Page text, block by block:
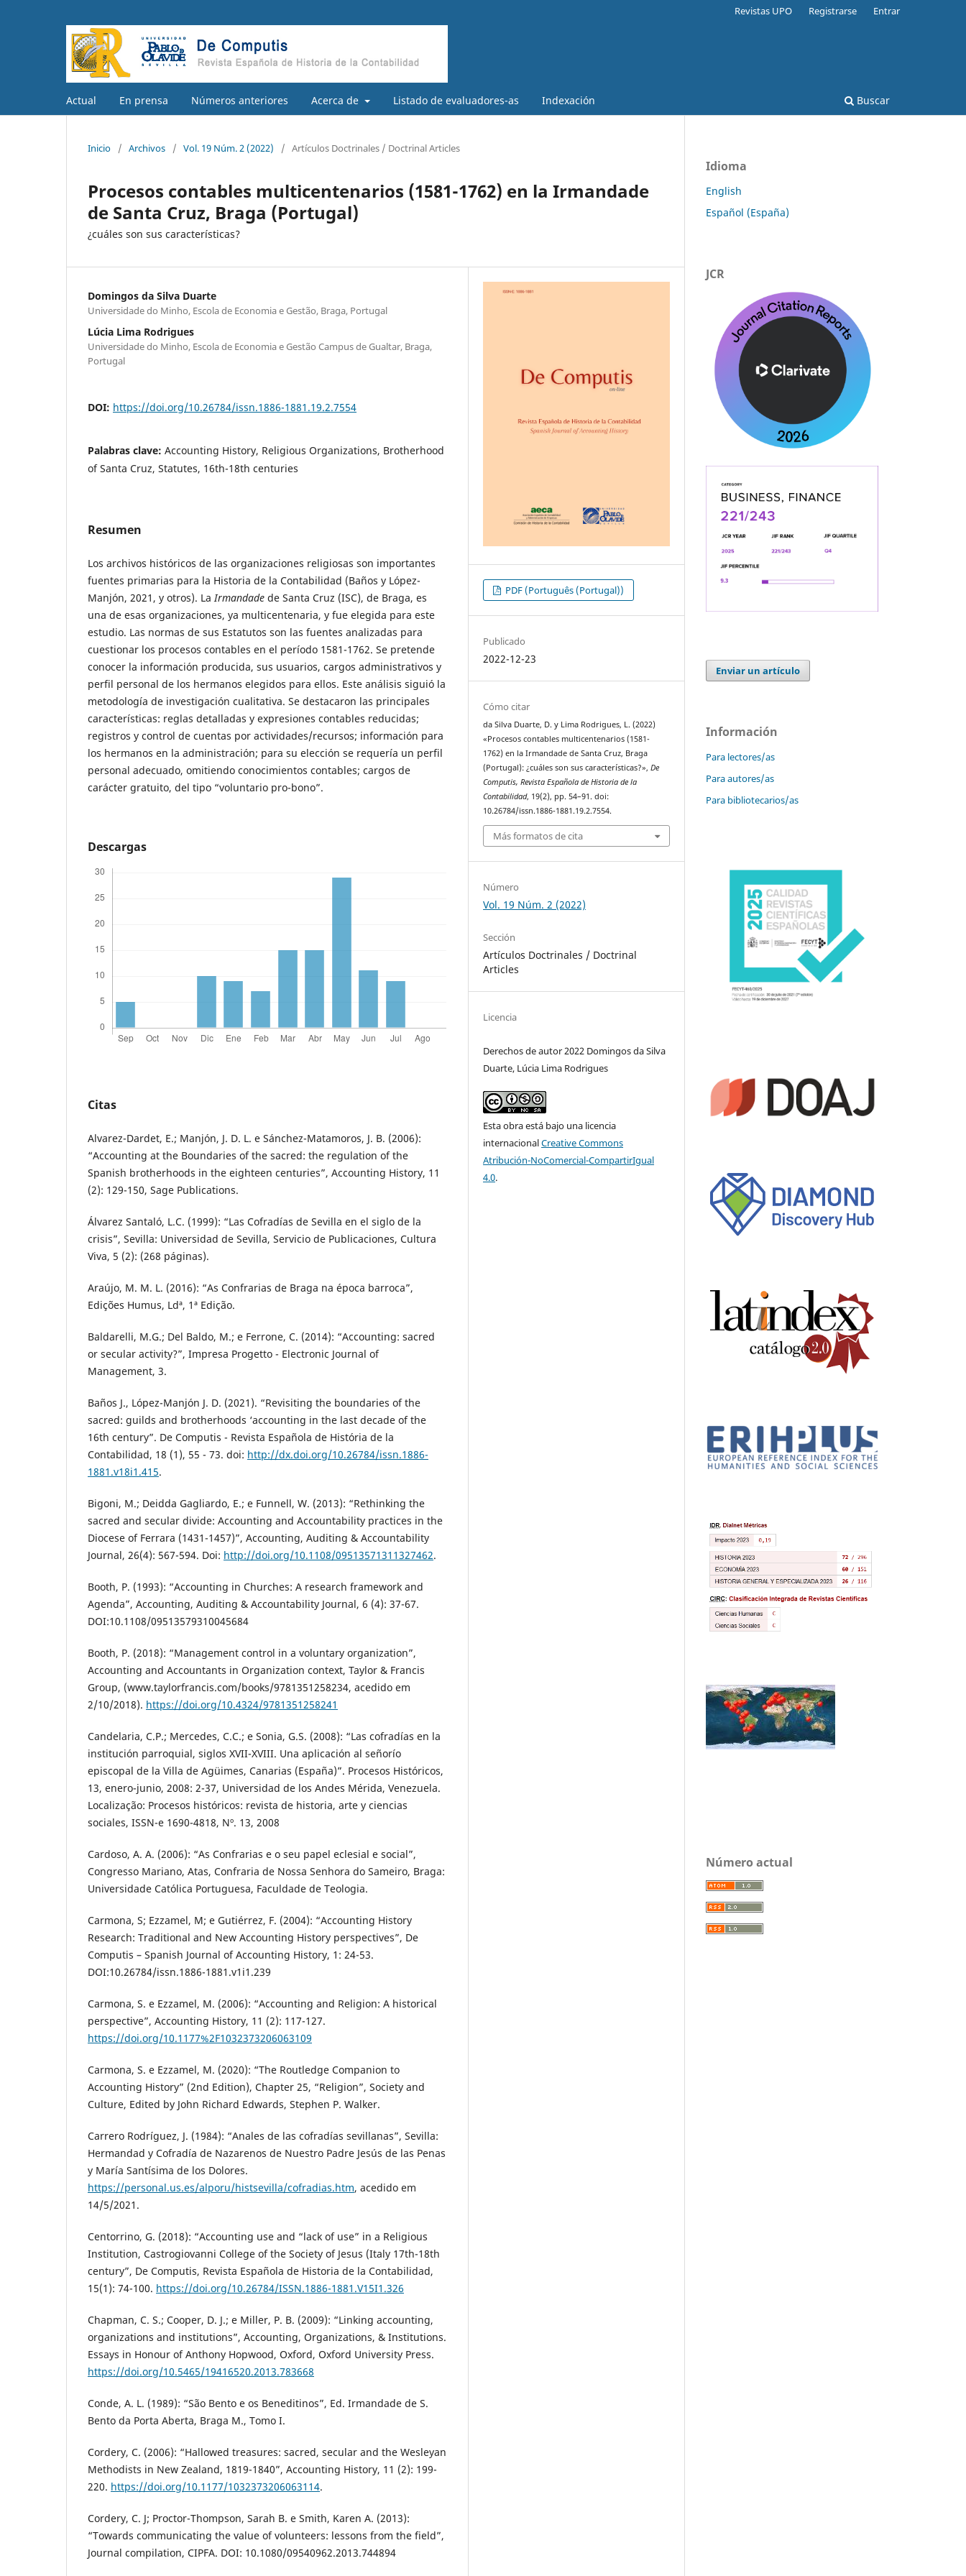
Actual En prensa Números anteriores Acerca de Listado de evaluadores-as Indexación Buscar
Revistas UPO Registrarse Entrar
Inicio / Archivos / Vol. 19 Núm. 2 (2022) / Artículos Doctrinales / Doctrinal Articles
Procesos contables multicentenarios (1581-1762) en la Irmandade
de Santa Cruz, Braga (Portugal)
¿cuáles son sus características?
Domingos da Silva Duarte
Universidade do Minho, Escola de Economia e Gestão, Braga, Portugal
Lúcia Lima Rodrigues
Universidade do Minho, Escola de Economia e Gestão Campus de Gualtar, Braga,
Portugal
DOI: https://doi.org/10.26784/issn.1886-1881.19.2.7554
Palabras clave: Accounting History, Religious Organizations, Brotherhood
of Santa Cruz, Statutes, 16th-18th centuries
Resumen
Los archivos históricos de las organizaciones religiosas son importantes
fuentes primarias para la Historia de la Contabilidad (Baños y López-
Manjón, 2021, y otros). La Irmandade de Santa Cruz (ISC), de Braga, es
una de esas organizaciones, ya multicentenaria, y fue elegida para este
estudio. Las normas de sus Estatutos son las fuentes analizadas para
cuestionar los procesos contables en el período 1581-1762. Se pretende
conocer la información producida, sus usuarios, cargos administrativos y
perfil personal de los hermanos elegidos para ellos. Este análisis siguió la
metodología de investigación cualitativa. Se destacaron las principales
características: reglas detalladas y expresiones contables reducidas;
registros y control de cuentas por actividades/recursos; información para
los hermanos en la administración; para su elección se requería un perfil
personal adecuado, omitiendo conocimientos contables; cargos de
carácter gratuito, del tipo “voluntario pro-bono”.
Descargas
Citas
Alvarez-Dardet, E.; Manjón, J. D. L. e Sánchez-Matamoros, J. B. (2006):
“Accounting at the Boundaries of the sacred: the regulation of the
Spanish brotherhoods in the eighteen centuries”, Accounting History, 11
(2): 129-150, Sage Publications.
Álvarez Santaló, L.C. (1999): “Las Cofradías de Sevilla en el siglo de la
crisis”, Sevilla: Universidad de Sevilla, Servicio de Publicaciones, Cultura
Viva, 5 (2): (268 páginas).
Araújo, M. M. L. (2016): “As Confrarias de Braga na época barroca”,
Edições Humus, Ldª, 1ª Edição.
Baldarelli, M.G.; Del Baldo, M.; e Ferrone, C. (2014): “Accounting: sacred
or secular activity?”, Impresa Progetto - Electronic Journal of
Management, 3.
Baños J., López-Manjón J. D. (2021). “Revisiting the boundaries of the
sacred: guilds and brotherhoods ‘accounting in the last decade of the
16th century”. De Computis - Revista Española de História de la
Contabilidad, 18 (1), 55 - 73. doi: http://dx.doi.org/10.26784/issn.1886-
1881.v18i1.415.
Bigoni, M.; Deidda Gagliardo, E.; e Funnell, W. (2013): “Rethinking the
sacred and secular divide: Accounting and Accountability practices in the
Diocese of Ferrara (1431-1457)”, Accounting, Auditing & Accountability
Journal, 26(4): 567-594. Doi: http://doi.org/10.1108/09513571311327462.
Booth, P. (1993): “Accounting in Churches: A research framework and
Agenda”, Accounting, Auditing & Accountability Journal, 6 (4): 37-67.
DOI:10.1108/09513579310045684
Booth, P. (2018): “Management control in a voluntary organization”,
Accounting and Accountants in Organization context, Taylor & Francis
Group, (www.taylorfrancis.com/books/9781351258234, acedido em
2/10/2018). https://doi.org/10.4324/9781351258241
Candelaria, C.P.; Mercedes, C.C.; e Sonia, G.S. (2008): “Las cofradías en la
institución parroquial, siglos XVII-XVIII. Una aplicación al señorío
episcopal de la Villa de Agüimes, Canarias (España)”. Procesos Históricos,
13, enero-junio, 2008: 2-37, Universidad de los Andes Mérida, Venezuela.
Localização: Procesos históricos: revista de historia, arte y ciencias
sociales, ISSN-e 1690-4818, Nº. 13, 2008
Cardoso, A. A. (2006): “As Confrarias e o seu papel eclesial e social”,
Congresso Mariano, Atas, Confraria de Nossa Senhora do Sameiro, Braga:
Universidade Católica Portuguesa, Faculdade de Teologia.
Carmona, S; Ezzamel, M; e Gutiérrez, F. (2004): “Accounting History
Research: Traditional and New Accounting History perspectives”, De
Computis – Spanish Journal of Accounting History, 1: 24-53.
DOI:10.26784/issn.1886-1881.v1i1.239
Carmona, S. e Ezzamel, M. (2006): “Accounting and Religion: A historical
perspective”, Accounting History, 11 (2): 117-127.
https://doi.org/10.1177%2F1032373206063109
Carmona, S. e Ezzamel, M. (2020): “The Routledge Companion to
Accounting History” (2nd Edition), Chapter 25, “Religion”, Society and
Culture, Edited by John Richard Edwards, Stephen P. Walker.
Carrero Rodríguez, J. (1984): “Anales de las cofradías sevillanas”, Sevilla:
Hermandad y Cofradía de Nazarenos de Nuestro Padre Jesús de las Penas
y María Santísima de los Dolores.
https://personal.us.es/alporu/histsevilla/cofradias.htm, acedido em
14/5/2021.
Centorrino, G. (2018): “Accounting use and “lack of use” in a Religious
Institution, Castrogiovanni College of the Society of Jesus (Italy 17th-18th
century”, De Computis, Revista Española de Historia de la Contabilidad,
15(1): 74-100. https://doi.org/10.26784/ISSN.1886-1881.V15I1.326
Chapman, C. S.; Cooper, D. J.; e Miller, P. B. (2009): “Linking accounting,
organizations and institutions”, Accounting, Organizations, & Institutions.
Essays in Honour of Anthony Hopwood, Oxford, Oxford University Press.
https://doi.org/10.5465/19416520.2013.783668
Conde, A. L. (1989): “São Bento e os Beneditinos”, Ed. Irmandade de S.
Bento da Porta Aberta, Braga M., Tomo I.
Cordery, C. (2006): “Hallowed treasures: sacred, secular and the Wesleyan
Methodists in New Zealand, 1819-1840”, Accounting History, 11 (2): 199-
220. https://doi.org/10.1177/1032373206063114.
Cordery, C. J; Proctor-Thompson, Sarah B. e Smith, Karen A. (2013):
“Towards communicating the value of volunteers: lessons from the field”,
Journal compilation, CIPFA. DOI: 10.1080/09540962.2013.744894
PDF (Português (Portugal))
Publicado
2022-12-23
Cómo citar
da Silva Duarte, D. y Lima Rodrigues, L. (2022)
«Procesos contables multicentenarios (1581-
1762) en la Irmandade de Santa Cruz, Braga
(Portugal): ¿cuáles son sus características?»,De
Computis, Revista Española de Historia de la
Contabilidad, 19(2), pp. 54–91. doi:
10.26784/issn.1886-1881.19.2.7554.
Más formatos de cita
Número
Vol. 19 Núm. 2 (2022)
Sección
Artículos Doctrinales / Doctrinal
Articles
Licencia
Derechos de autor 2022 Domingos da Silva
Duarte, Lúcia Lima Rodrigues
Esta obra está bajo una licencia
internacionalCreative Commons
Atribución-NoComercial-CompartirIgual
4.0.
Idioma
English
Español (España)
JCR
Enviar un artículo
Información
Para lectores/as
Para autores/as
Para bibliotecarios/as
Número actual